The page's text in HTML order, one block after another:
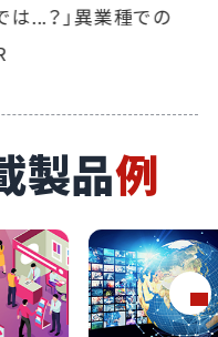
イプロス掲載によ
ています
製品例